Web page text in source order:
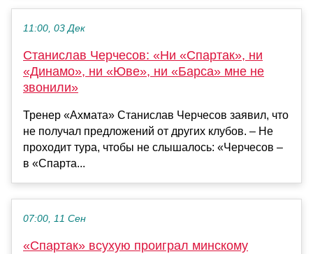
11:00, 03 Дек
Станислав Черчесов: «Ни «Спартак», ни
«Динамо», ни «Юве», ни «Барса» мне не
звонили»
Тренер «Ахмата» Станислав Черчесов заявил, что
не получал предложений от других клубов. – Не
проходит тура, чтобы не слышалось: «Черчесов –
в «Спарта...
07:00, 11 Сен
«Спартак» всухую проиграл минскому